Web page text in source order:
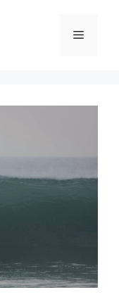
メ
ー